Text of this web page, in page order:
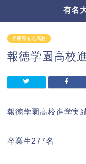
有名
兵庫県有名高校
報徳学園高校
報徳学園高校進学実
卒業生277名